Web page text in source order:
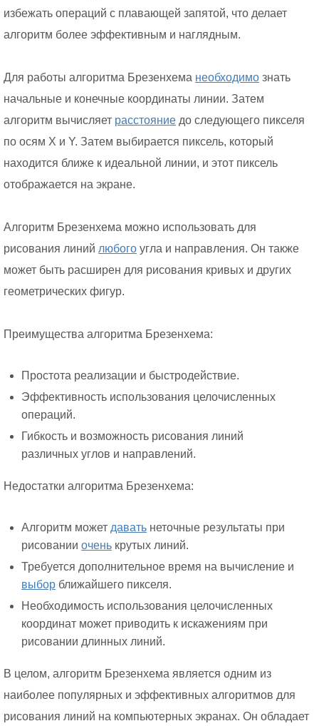
избежать операций с плавающей запятой, что делает
алгоритм более эффективным и наглядным.
Для работы алгоритма Брезенхема необходимо знать
начальные и конечные координаты линии. Затем
алгоритм вычисляет расстояние до следующего пикселя
по осям X и Y. Затем выбирается пиксель, который
находится ближе к идеальной линии, и этот пиксель
отображается на экране.
Алгоритм Брезенхема можно использовать для
рисования линий любого угла и направления. Он также
может быть расширен для рисования кривых и других
геометрических фигур.
Преимущества алгоритма Брезенхема:
Простота реализации и быстродействие.
Эффективность использования целочисленных
операций.
Гибкость и возможность рисования линий
различных углов и направлений.
Недостатки алгоритма Брезенхема:
Алгоритм может давать неточные результаты при
рисовании очень крутых линий.
Требуется дополнительное время на вычисление и
выбор ближайшего пикселя.
Необходимость использования целочисленных
координат может приводить к искажениям при
рисовании длинных линий.
В целом, алгоритм Брезенхема является одним из
наиболее популярных и эффективных алгоритмов для
рисования линий на компьютерных экранах. Он обладает